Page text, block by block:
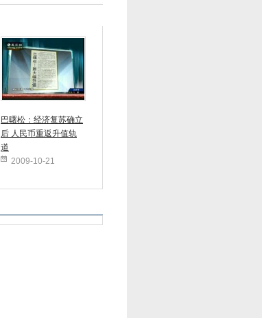
巴曙松：经济复苏确立
后 人民币重返升值轨
道
2009-10-21